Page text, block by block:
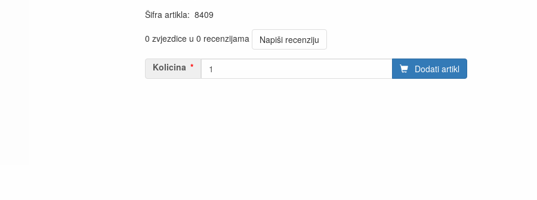
Šifra artikla: 8409
0 zvjezdice u 0 recenzijama
Napiši recenziju
Kolicina Dodati artikl